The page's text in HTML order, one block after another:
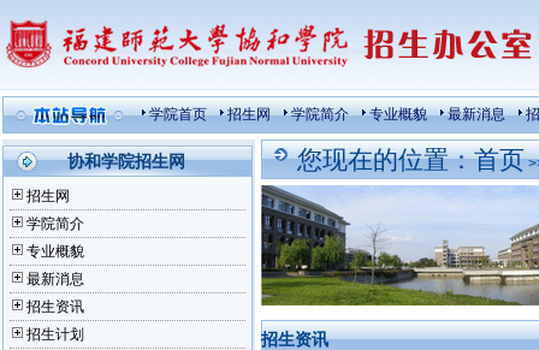
学院首页 招生网 学院简介 专业概貌 最新消息
您现在的位置：首页
招生资讯
协和学院招生网
招生网
学院简介
专业概貌
最新消息
招生资讯
招生计划